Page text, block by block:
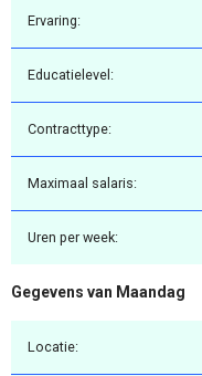
Ervaring:
Educatielevel:
Contracttype:
Maximaal salaris:
Uren per week:
Gegevens van Maandag
Locatie: